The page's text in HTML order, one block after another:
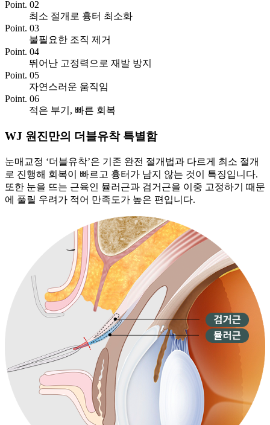
Point. 02
최소 절개로 흉터 최소화
Point. 03
불필요한 조직 제거
Point. 04
뛰어난 고정력으로 재발 방지
Point. 05
자연스러운 움직임
Point. 06
적은 부기, 빠른 회복
WJ 원진만의 더블유착 특별함
눈매교정 ‘더블유착’은 기존 완전 절개법과 다르게 최소 절개
로 진행해 회복이 빠르고 흉터가 남지 않는 것이 특징입니다.
또한 눈을 뜨는 근육인 뮬러근과 검거근을 이중 고정하기 때문
에 풀릴 우려가 적어 만족도가 높은 편입니다.